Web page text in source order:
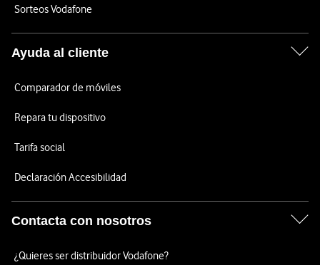
Sorteos Vodafone
Ayuda al cliente
Comparador de móviles
Repara tu dispositivo
Tarifa social
Declaración Accesibilidad
Contacta con nosotros
¿Quieres ser distribuidor Vodafone?